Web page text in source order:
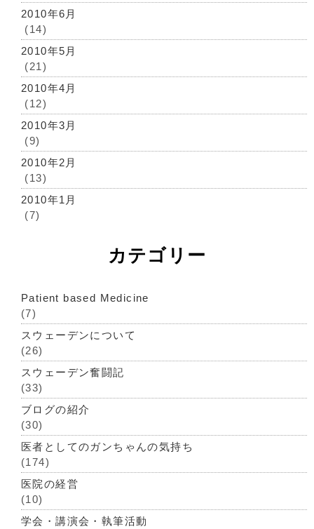
2010年6月
(14)
2010年5月
(21)
2010年4月
(12)
2010年3月
(9)
2010年2月
(13)
2010年1月
(7)
カテゴリー
Patient based Medicine
(7)
スウェーデンについて
(26)
スウェーデン奮闘記
(33)
ブログの紹介
(30)
医者としてのガンちゃんの気持ち
(174)
医院の経営
(10)
学会・講演会・執筆活動